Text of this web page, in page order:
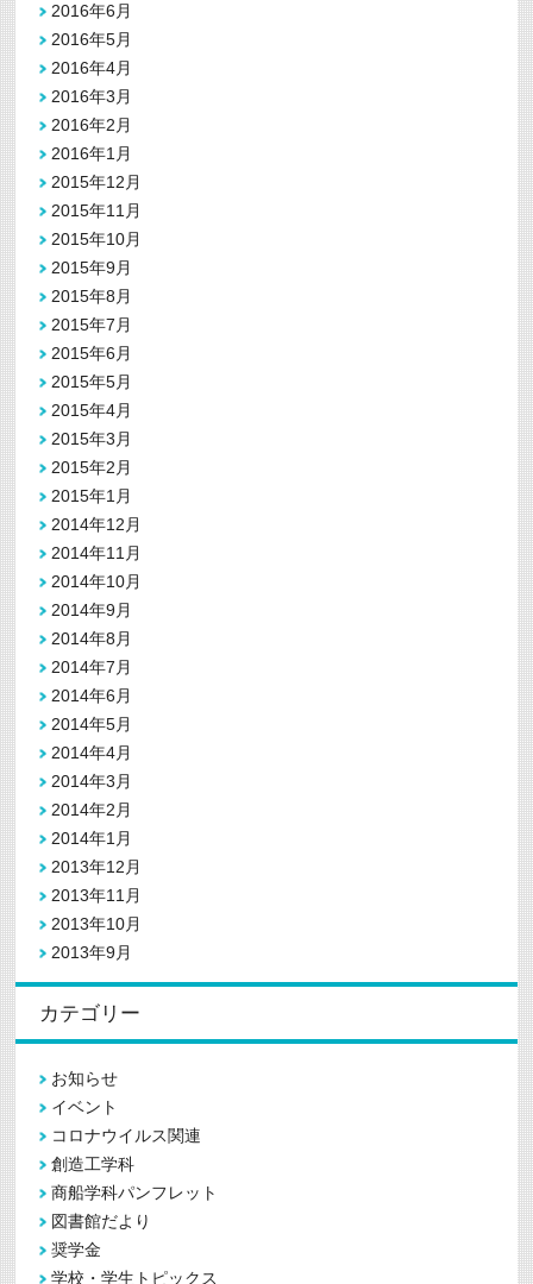
2016年6月
2016年5月
2016年4月
2016年3月
2016年2月
2016年1月
2015年12月
2015年11月
2015年10月
2015年9月
2015年8月
2015年7月
2015年6月
2015年5月
2015年4月
2015年3月
2015年2月
2015年1月
2014年12月
2014年11月
2014年10月
2014年9月
2014年8月
2014年7月
2014年6月
2014年5月
2014年4月
2014年3月
2014年2月
2014年1月
2013年12月
2013年11月
2013年10月
2013年9月
カテゴリー
お知らせ
イベント
コロナウイルス関連
創造工学科
商船学科パンフレット
図書館だより
奨学金
学校・学生トピックス